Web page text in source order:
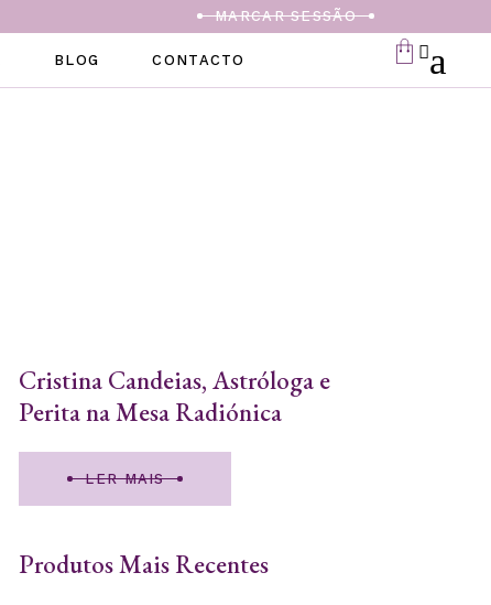
MARCAR SESSÃO
BLOG CONTACTO
Cristina Candeias, Astróloga e
Perita na Mesa Radiónica
LER MAIS
Produtos Mais Recentes